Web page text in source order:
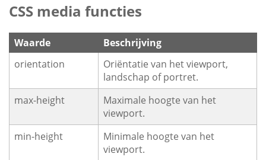
CSS media functies
Waarde
Beschrijving
orientation
Oriëntatie van het viewport,
landschap of portret.
max-height
Maximale hoogte van het
viewport.
min-height
Minimale hoogte van het
viewport.